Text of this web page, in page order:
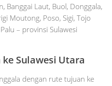
Banggai Laut, Buol, Donggala,
Moutong, Poso, Sigi, Tojo
– provinsi Sulawesi
ke Sulawesi Utara
dengan rute tujuan ke